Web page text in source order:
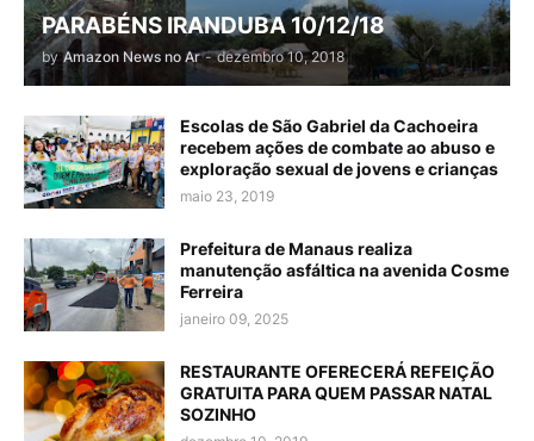
PARABÉNS IRANDUBA 10/12/18
by Amazon News no Ar - dezembro 10, 2018
Escolas de São Gabriel da Cachoeira
recebem ações de combate ao abuso e
exploração sexual de jovens e crianças
maio 23, 2019
Prefeitura de Manaus realiza
manutenção asfáltica na avenida Cosme
Ferreira
janeiro 09, 2025
RESTAURANTE OFERECERÁ REFEIÇÃO
GRATUITA PARA QUEM PASSAR NATAL
SOZINHO